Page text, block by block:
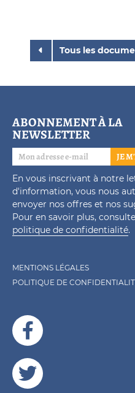
Tous les
ABONNEMENT À LA
NEWSLETTER
JE
En vous inscrivant à notre
d'information, vous nous
envoyer nos offres et nos
Pour en savoir plus,
politique de confidentialité.
MENTIONS LÉGALES
POLITIQUE DE